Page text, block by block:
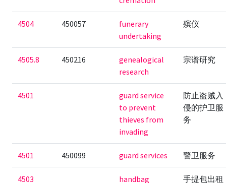
4504 450057
funerary
undertaking
殡仪
4505.8 450216
genealogical
research
宗谱研究
4501
guard service
to prevent
thieves from
invading
防止盗贼入
侵的护卫服
务
4501 450099 guard services 警卫服务
4503
handbag
手提包出租